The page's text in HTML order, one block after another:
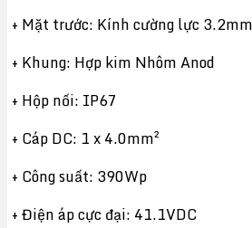
+ Mặt trước: Kính cường lực 3.2mm
+ Khung: Hợp kim Nhôm Anod
+ Hộp nối: IP67
+ Cáp DC: 1 x 4.0mm²
+ Công suất: 390Wp
+ Điện áp cực đại: 41.1VDC